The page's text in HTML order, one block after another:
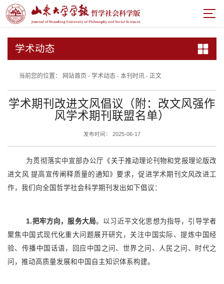
学术动态
当前您的位置： 网站首页- 学术动态- 本刊时讯- 正文
学术期刊改进文风倡议（附：​改文风强作
风学术期刊联盟名单）
发布时间： 2025-06-17
为贯彻落实中宣部办公厅《关于推动理论刊物和党报理论版改
进文风 提高宣传阐释质量的通知》要求，促进学术期刊文风改进工
作，我们向全国哲学社会科学期刊发出如下倡议：
1.把牢方向，服务大局。以习近平文化思想为指导，引导学者
聚焦中国式现代化重大问题展开研究，关注中国实际、提炼中国经
验、传播中国话语，回应中国之问、世界之问、人民之问、时代之
问，推动高质量发展和中国自主知识体系构建。